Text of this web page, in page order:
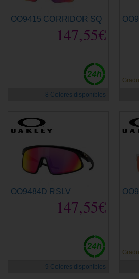
OO9415 CORRIDOR SQ
147,55€
8 Colores disponibles
OO9484D RSLV
147,55€
9 Colores disponibles